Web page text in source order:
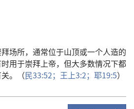
场所， 通常位于山顶或一个人造的
用于崇拜上帝， 但大多数情况下都
。（民33:52； 王上3:2； 耶19:5）